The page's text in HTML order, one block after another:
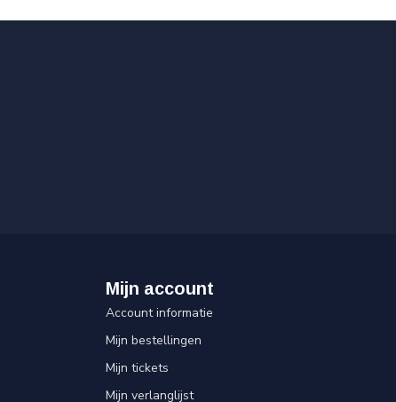
Mijn account
Account informatie
Mijn bestellingen
Mijn tickets
Mijn verlanglijst